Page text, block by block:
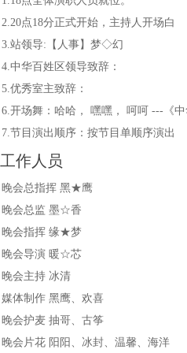
20号—美丽人生演唱京剧 红梅赞
21号—丽缘演唱 心相印手牵手
22号—夕阳演唱 醉香
23号—雨荷演唱 今夜无眠
2.20点18分正式开始，主持人开场白
3.站领导:【人事】梦◇幻
4.中华百姓区领导致辞：
5.优秀室主致辞：
6.开场舞：哈哈， 嘿嘿， 呵呵 ---《中
7.节目演出顺序：按节目单顺序演出
工作人员
晚会总指挥 黑★鹰
晚会总监 墨☆香
晚会指挥 缘★梦
晚会导演 暖☆芯
晚会主持 冰清
媒体制作 黑鹰、欢喜
晚会护麦 抽哥、古筝
晚会片花 阳阳、冰封、温馨、海洋